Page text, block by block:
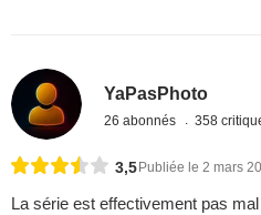
YaPasPhoto
26 abonnés 358
3,5Publiée le 2 mars
La série est effectivement pas